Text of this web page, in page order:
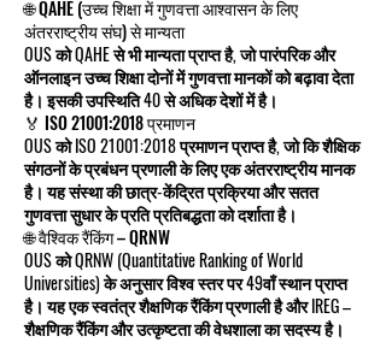
🌐 QAHE (उच्च शिक्षा में गुणवत्ता आश्वासन के लिए
अंतरराष्ट्रीय संघ) से मान्यता
OUS को QAHE से भी मान्यता प्राप्त है, जो पारंपरिक और
ऑनलाइन उच्च शिक्षा दोनों में गुणवत्ता मानकों को बढ़ावा देता
है। इसकी उपस्थिति 40 से अधिक देशों में है।
🏅 ISO 21001:2018 प्रमाणन
OUS को ISO 21001:2018 प्रमाणन प्राप्त है, जो कि शैक्षिक
संगठनों के प्रबंधन प्रणाली के लिए एक अंतरराष्ट्रीय मानक
है। यह संस्था की छात्र-केंद्रित प्रक्रिया और सतत
गुणवत्ता सुधार के प्रति प्रतिबद्धता को दर्शाता है।
🌐 वैश्विक रैंकिंग – QRNW
OUS को QRNW (Quantitative Ranking of World
Universities) के अनुसार विश्व स्तर पर 49वाँ स्थान प्राप्त
है। यह एक स्वतंत्र शैक्षणिक रैंकिंग प्रणाली है और IREG –
शैक्षणिक रैंकिंग और उत्कृष्टता की वेधशाला का सदस्य है।